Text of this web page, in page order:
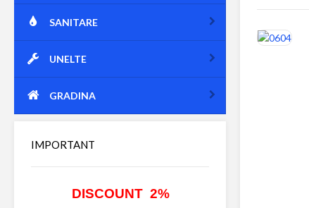
SANITARE
UNELTE
GRADINA
IMPORTANT
DISCOUNT 2%